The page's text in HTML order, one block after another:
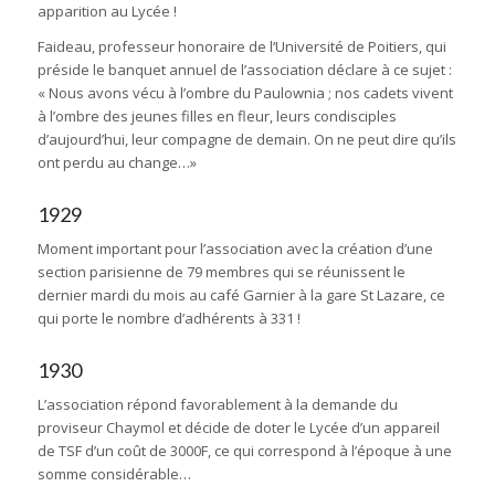
apparition au Lycée !
Faideau, professeur honoraire de l‘Université de Poitiers, qui
préside le banquet annuel de l’association déclare à ce sujet :
« Nous avons vécu à l’ombre du Paulownia ; nos cadets vivent
à l’ombre des jeunes filles en fleur, leurs condisciples
d’aujourd’hui, leur compagne de demain. On ne peut dire qu’ils
ont perdu au change…»
1929
Moment important pour l’association avec la création d’une
section parisienne de 79 membres qui se réunissent le
dernier mardi du mois au café Garnier à la gare St Lazare, ce
qui porte le nombre d’adhérents à 331 !
1930
L’association répond favorablement à la demande du
proviseur Chaymol et décide de doter le Lycée d’un appareil
de TSF d’un coût de 3000F, ce qui correspond à l’époque à une
somme considérable…